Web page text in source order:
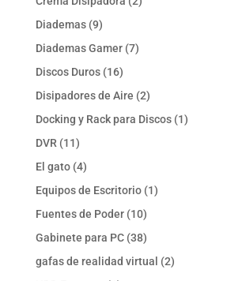
Diademas 99
productos
Diademas Gamer 77
Discos Duros 1616
productos
Disipadores de Aire 22
productos
Docking y Rack para Discos 11
DVR 1111
productos
El gato 44
productos
Equipos de Escritorio 11
Fuentes de Poder 1010
productos
Gabinete para PC 3838
productos
gafas de realidad virtual 22